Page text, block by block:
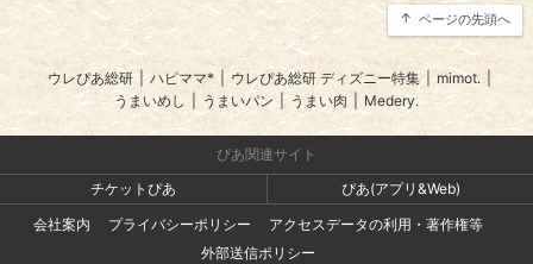
ページの先頭へ
ウレぴあ総研 | ハピママ* ウレぴあ総研 ディズニー特集 | mimot. |
うまいめし
うまいパン | うまい肉 Medery.
ぴあ関連サイト
チケットぴあ
ぴあ(アプリ&Web)
会社案内
プライバシーポリシー
アクセスデータの利用・著作権等
外部送信ポリシー